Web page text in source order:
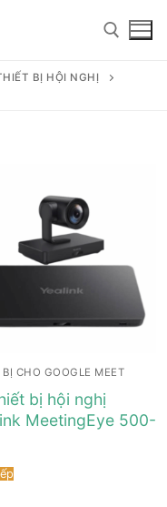
BỊ HỘI NGHỊ
CHO GOOGLE MEET
bị hội nghị
MeetingEye 500-